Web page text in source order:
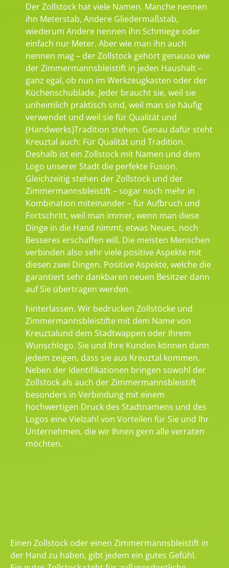
Der Zollstock hat viele Namen. Manche nennen
ihn Meterstab, Andere Gliedermaßstab,
wiederum Andere nennen ihn Schmiege oder
einfach nur Meter. Aber wie man ihn auch
nennen mag – der Zollstock gehört genauso wie
der Zimmermannsbleistift in jeden Haushalt –
ganz egal, ob nun im Werkzeugkasten oder der
Küchenschublade. Jeder braucht sie, weil sie
unheimlich praktisch sind, weil man sie häufig
verwendet und weil sie für Qualität und
(Handwerks)Tradition stehen. Genau dafür steht
Kreuztal auch: Für Qualität und Tradition.
Deshalb ist ein Zollstock mit Namen und dem
Logo unserer Stadt die perfekte Fusion.
Gleichzeitig stehen der Zollstock und der
Zimmermannsbleistift – sogar noch mehr in
Kombination miteinander – für Aufbruch und
Fortschritt, weil man immer, wenn man diese
Dinge in die Hand nimmt, etwas Neues, noch
Besseres erschaffen will. Die meisten Menschen
verbinden also sehr viele positive Aspekte mit
diesen zwei Dingen. Positive Aspekte, welche die
garantiert sehr dankbaren neuen Besitzer dann
auf Sie übertragen werden.
hinterlassen. Wir bedrucken Zollstöcke und
Zimmermannsbleistifte mit dem Name von
Kreuztalund dem Stadtwappen oder Ihrem
Wunschlogo. Sie und Ihre Kunden können dann
jedem zeigen, dass sie aus Kreuztal kommen.
Neben der Identifikationen bringen sowohl der
Zollstock als auch der Zimmermannsbleistift
besonders in Verbindung mit einem
hochwertigen Druck des Stadtnamens und des
Logos eine Vielzahl von Vorteilen für Sie und Ihr
Unternehmen, die wir Ihnen gern alle verraten
möchten.
Einen Zollstock oder einen Zimmermannsbleistift in
der Hand zu haben, gibt jedem ein gutes Gefühl.